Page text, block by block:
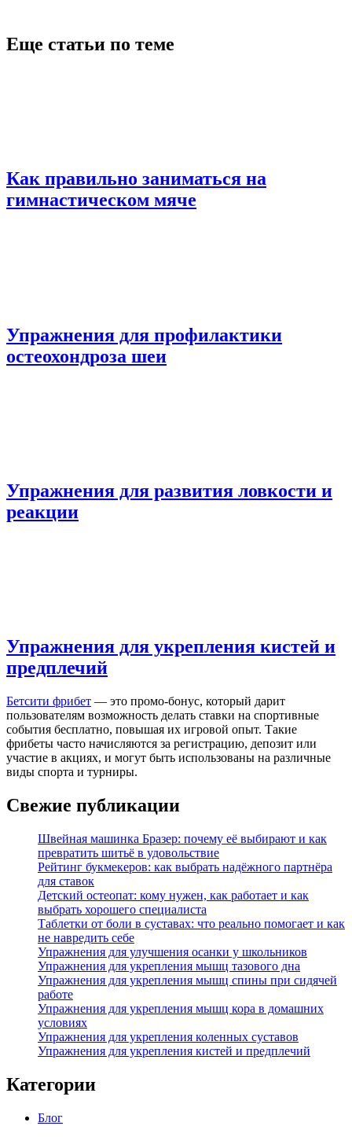
Еще статьи по теме
Как правильно заниматься на
гимнастическом мяче
Упражнения для профилактики
остеохондроза шеи
Упражнения для развития ловкости и
реакции
Упражнения для укрепления кистей и
предплечий
Бетсити фрибет — это промо-бонус, который дарит
пользователям возможность делать ставки на спортивные
события бесплатно, повышая их игровой опыт. Такие
фрибеты часто начисляются за регистрацию, депозит или
участие в акциях, и могут быть использованы на различные
виды спорта и турниры.
Свежие публикации
Швейная машинка Бразер: почему её выбирают и как
превратить шитьё в удовольствие
Рейтинг букмекеров: как выбрать надёжного партнёра
для ставок
Детский остеопат: кому нужен, как работает и как
выбрать хорошего специалиста
Таблетки от боли в суставах: что реально помогает и как
не навредить себе
Упражнения для улучшения осанки у школьников
Упражнения для укрепления мышц тазового дна
Упражнения для укрепления мышц спины при сидячей
работе
Упражнения для укрепления мышц кора в домашних
условиях
Упражнения для укрепления коленных суставов
Упражнения для укрепления кистей и предплечий
Категории
Блог